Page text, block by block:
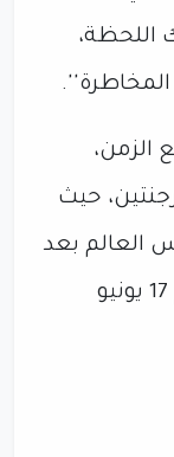
اللحظة،
الزمن،
حيث
العالم بعد
23 يومًا من الآن، أمام الجزائر، يوم 17 يونيو